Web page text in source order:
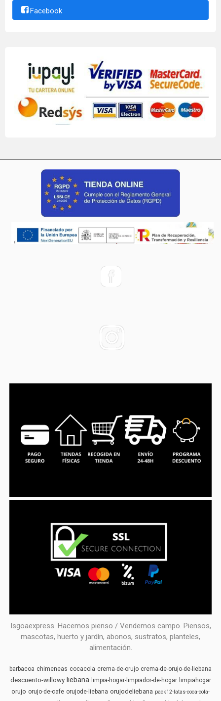
Facebook
Isgoaexpress. Hacemos pienso / Vendemos campo. Piensos,
mascotas, huerto y jardín, abonos, sustratos, planteles,
alimentación.
barbacoa chimeneas cocacola crema-de-orujo crema-de-orujo-de-liebana
descuento-willowy liebana limpia-hogar-limpiador-de-hogar limpiahogar
orujo orujo-de-cafe orujode-liebana orujodeliebana pack12-latas-coca-cola-